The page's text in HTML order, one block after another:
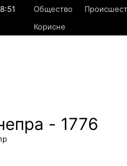
Общество
Корисне
- 1776